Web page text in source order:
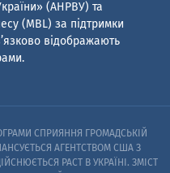
(АНРВУ) та
(MBL) за підтримки
відображають
СПРИЯННЯ ГРОМАДСЬКІЙ
АГЕНТСТВОМ США З
PACT В УКРАЇНІ. ЗМІСТ